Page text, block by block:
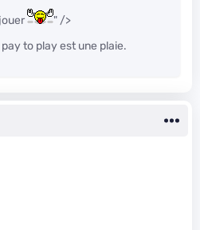
" />
pay to play est une plaie.